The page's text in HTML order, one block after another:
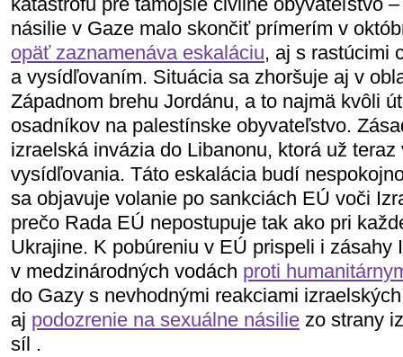
násilie v Gaze malo skončiť prímerím v
opäť zaznamenáva eskaláciu, aj s rastúcimi
a vysídľovaním. Situácia sa zhoršuje aj v
Západnom brehu Jordánu, a to najmä kvôli
osadníkov na palestínske obyvateľstvo.
izraelská invázia do Libanonu, ktorá už
vysídľovania. Táto eskalácia budí
sa objavuje volanie po sankciách EÚ voči
prečo Rada EÚ nepostupuje tak ako pri
Ukrajine. K pobúreniu v EÚ prispeli i zásahy
v medzinárodných vodách proti
do Gazy s nevhodnými reakciami
aj podozrenie na sexuálne násilie zo strany
síl .